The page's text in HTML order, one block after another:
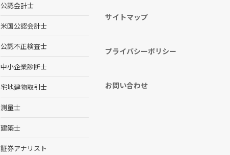
公認会計士
米国公認会計士
公認不正検査士
中小企業診断士
宅地建物取引士
測量士
建築士
証券アナリスト
サイトマップ
プライバシーポリシー
お問い合わせ